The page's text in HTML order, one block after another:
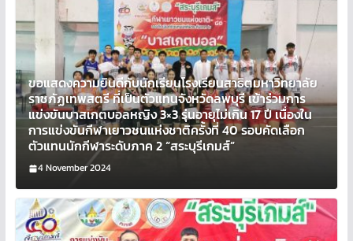
ขอแสดงความยินดีกับนักเรียนโรงเรียนสาธิตมหาวิทยาลัย
ราชภัฏเทพสตรี ที่เป็นตัวแทนจังหวัดลพบุรี เข้าร่วมการ
แข่งขันบาสเกตบอลหญิง 3×3 รุ่นอายุไม่เกิน 17 ปี เนื่องใน
การแข่งขันกีฬาเยาวชนแห่งชาติครั้งที่ 40 รอบคัดเลือก
ตัวแทนนักกีฬาระดับภาค 2 “สระบุรีเกมส์”
4 November 2024